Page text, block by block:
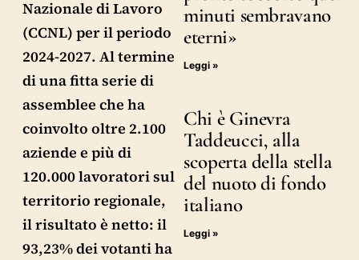
Nazionale di Lavoro
(CCNL) per il periodo
2024-2027. Al termine
di una fitta serie di
assemblee che ha
coinvolto oltre 2.100
aziende e più di
120.000 lavoratori sul
territorio regionale,
il risultato è netto: il
93,23% dei votanti ha
minuti sembravano
eterni»
Leggi »
Chi è Ginevra
Taddeucci, alla
scoperta della stella
del nuoto di fondo
italiano
Leggi »